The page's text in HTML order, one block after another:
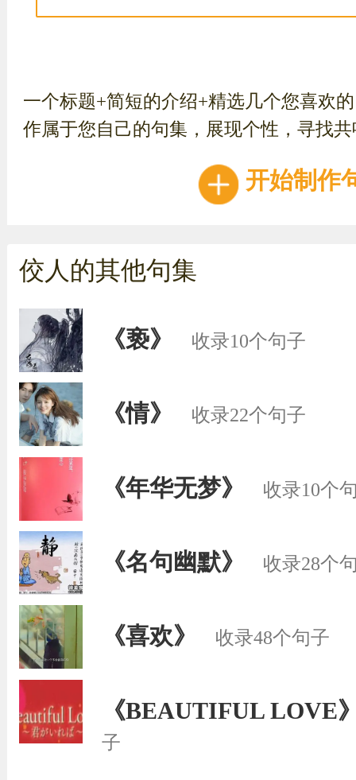
一个标题+简短的介绍+精选几个您喜欢
作属于您自己的句集，展现个性，寻找
开始制作
佼人的其他句集
《亵》 收录10个句子
《情》 收录22个句子
《年华无梦》 收录10个
《名句幽默》 收录28个
《喜欢》 收录48个句子
《BEAUTIFUL LOVE
子